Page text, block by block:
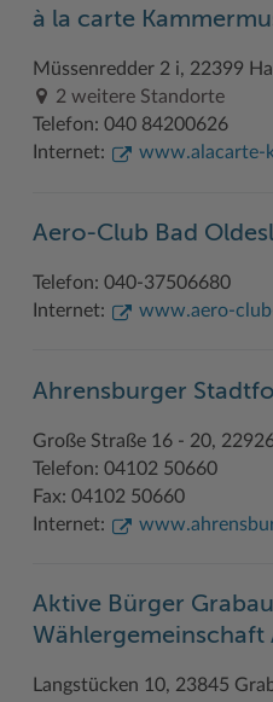
Geodatenportale (Kreiskarte)
Kfz-Zulassung
Kontakt / Öffnungszeiten
Lebenslagen
Publikationen
Wunsch-Kennzeichen ↗
Zuständigkeitsfinder SH ↗
Fotoarchiv
Hitzeschutz
Klimaanpassungskonzept
Kreistag Sitzungskalender
Pressemeldungen
Stellenangebote
Stormarninfo
Termine
Ukrainehilfe
#MeinStormarn
Karrieretag
Kreispräsident
Kreistag und Ausschüsse
Kreistag Sitzungskalender
Kreisverwaltung
Stabsbereiche
Wahlen im Kreis
Wappen und Geschichte
Wappenrolle
Was ist ein Kreis?
Offene Stellen
Praktika und FSJ
Weiterbildung beim Kreis
Wen wir suchen
Klimaschutz beim Kreis
Projekt e-Gewerbe
Stormarner Bündnis für
Wirtschafts- und
Kulturelle Einrichtungen
Museen
Naturschutzgebiete
Radwandern
Termine und Veranstaltungen
Umlandscout Hamburg
Vereine und Gruppen
Wälder und Moore
à la carte
Müssenredder 2 i, 22399
2 weitere Standorte
Telefon: 040 84200626
Internet:
www.alacarte-
Aero-Club Bad
Telefon: 040-37506680
Internet:
www.aero-
Ahrensburger
Große Straße 16 - 20,
Telefon: 04102 50660
Fax: 04102 50660
Internet:
Aktive Bürger Grabau
Wählergemeinschaft
Langstücken 10, 23845